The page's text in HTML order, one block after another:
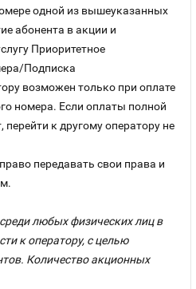
одной из вышеуказанных
абонента в акции и
Приоритетное
Подписка
возможен только при оплате
номера. Если оплаты полной
перейти к другому оператору не
передавать свои права и
любых физических лиц в
к оператору, с целью
Количество акционных